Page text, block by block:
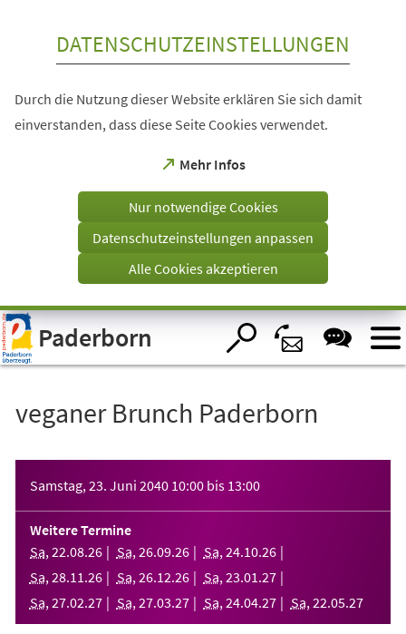
Visuelle
Assistenzsoftware
öffnen.
DATENSCHUTZEINSTELLUNGEN
Durch die Nutzung dieser Website erklären Sie sich damit
einverstanden, dass diese Seite Cookies verwendet.
Mehr Infos
(Öffnet
einem
Tab)
Nur notwendige Cookies
Datenschutzeinstellungen anpassen
Alle Cookies akzeptieren
Paderborn
veganer Brunch Paderborn
Samstag, 23. Juni 2040 10:00 bis 13:00
Weitere Termine
Sa, 22.08.26 Sa, 26.09.26 Sa, 24.10.26
Sa, 28.11 .26 Sa, 26.12.26 Sa, 23.01 .27
Sa, 27.02.27 Sa, 27.03.27 Sa, 24.04.27 Sa, 22.05.27